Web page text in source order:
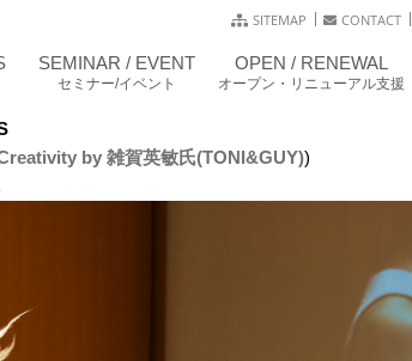
SITEMAP CONTACT
SEMINAR / EVENT
セミナー/イベント
OPEN / RENEWAL
オープン・リニューアル支援
by 雑賀英敏氏(TONI&GUY))